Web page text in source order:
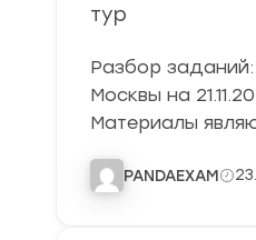
тур
Разбор
Москвы на
Материалы
PANDAEXAM